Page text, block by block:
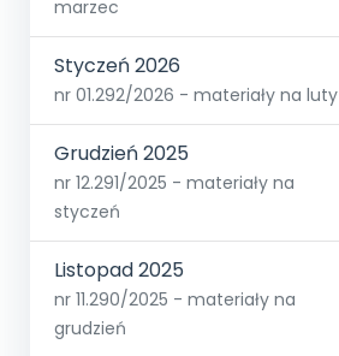
marzec
Styczeń 2026
nr 01.292/2026 - materiały na luty
Grudzień 2025
nr 12.291/2025 - materiały na
styczeń
Listopad 2025
nr 11.290/2025 - materiały na
grudzień